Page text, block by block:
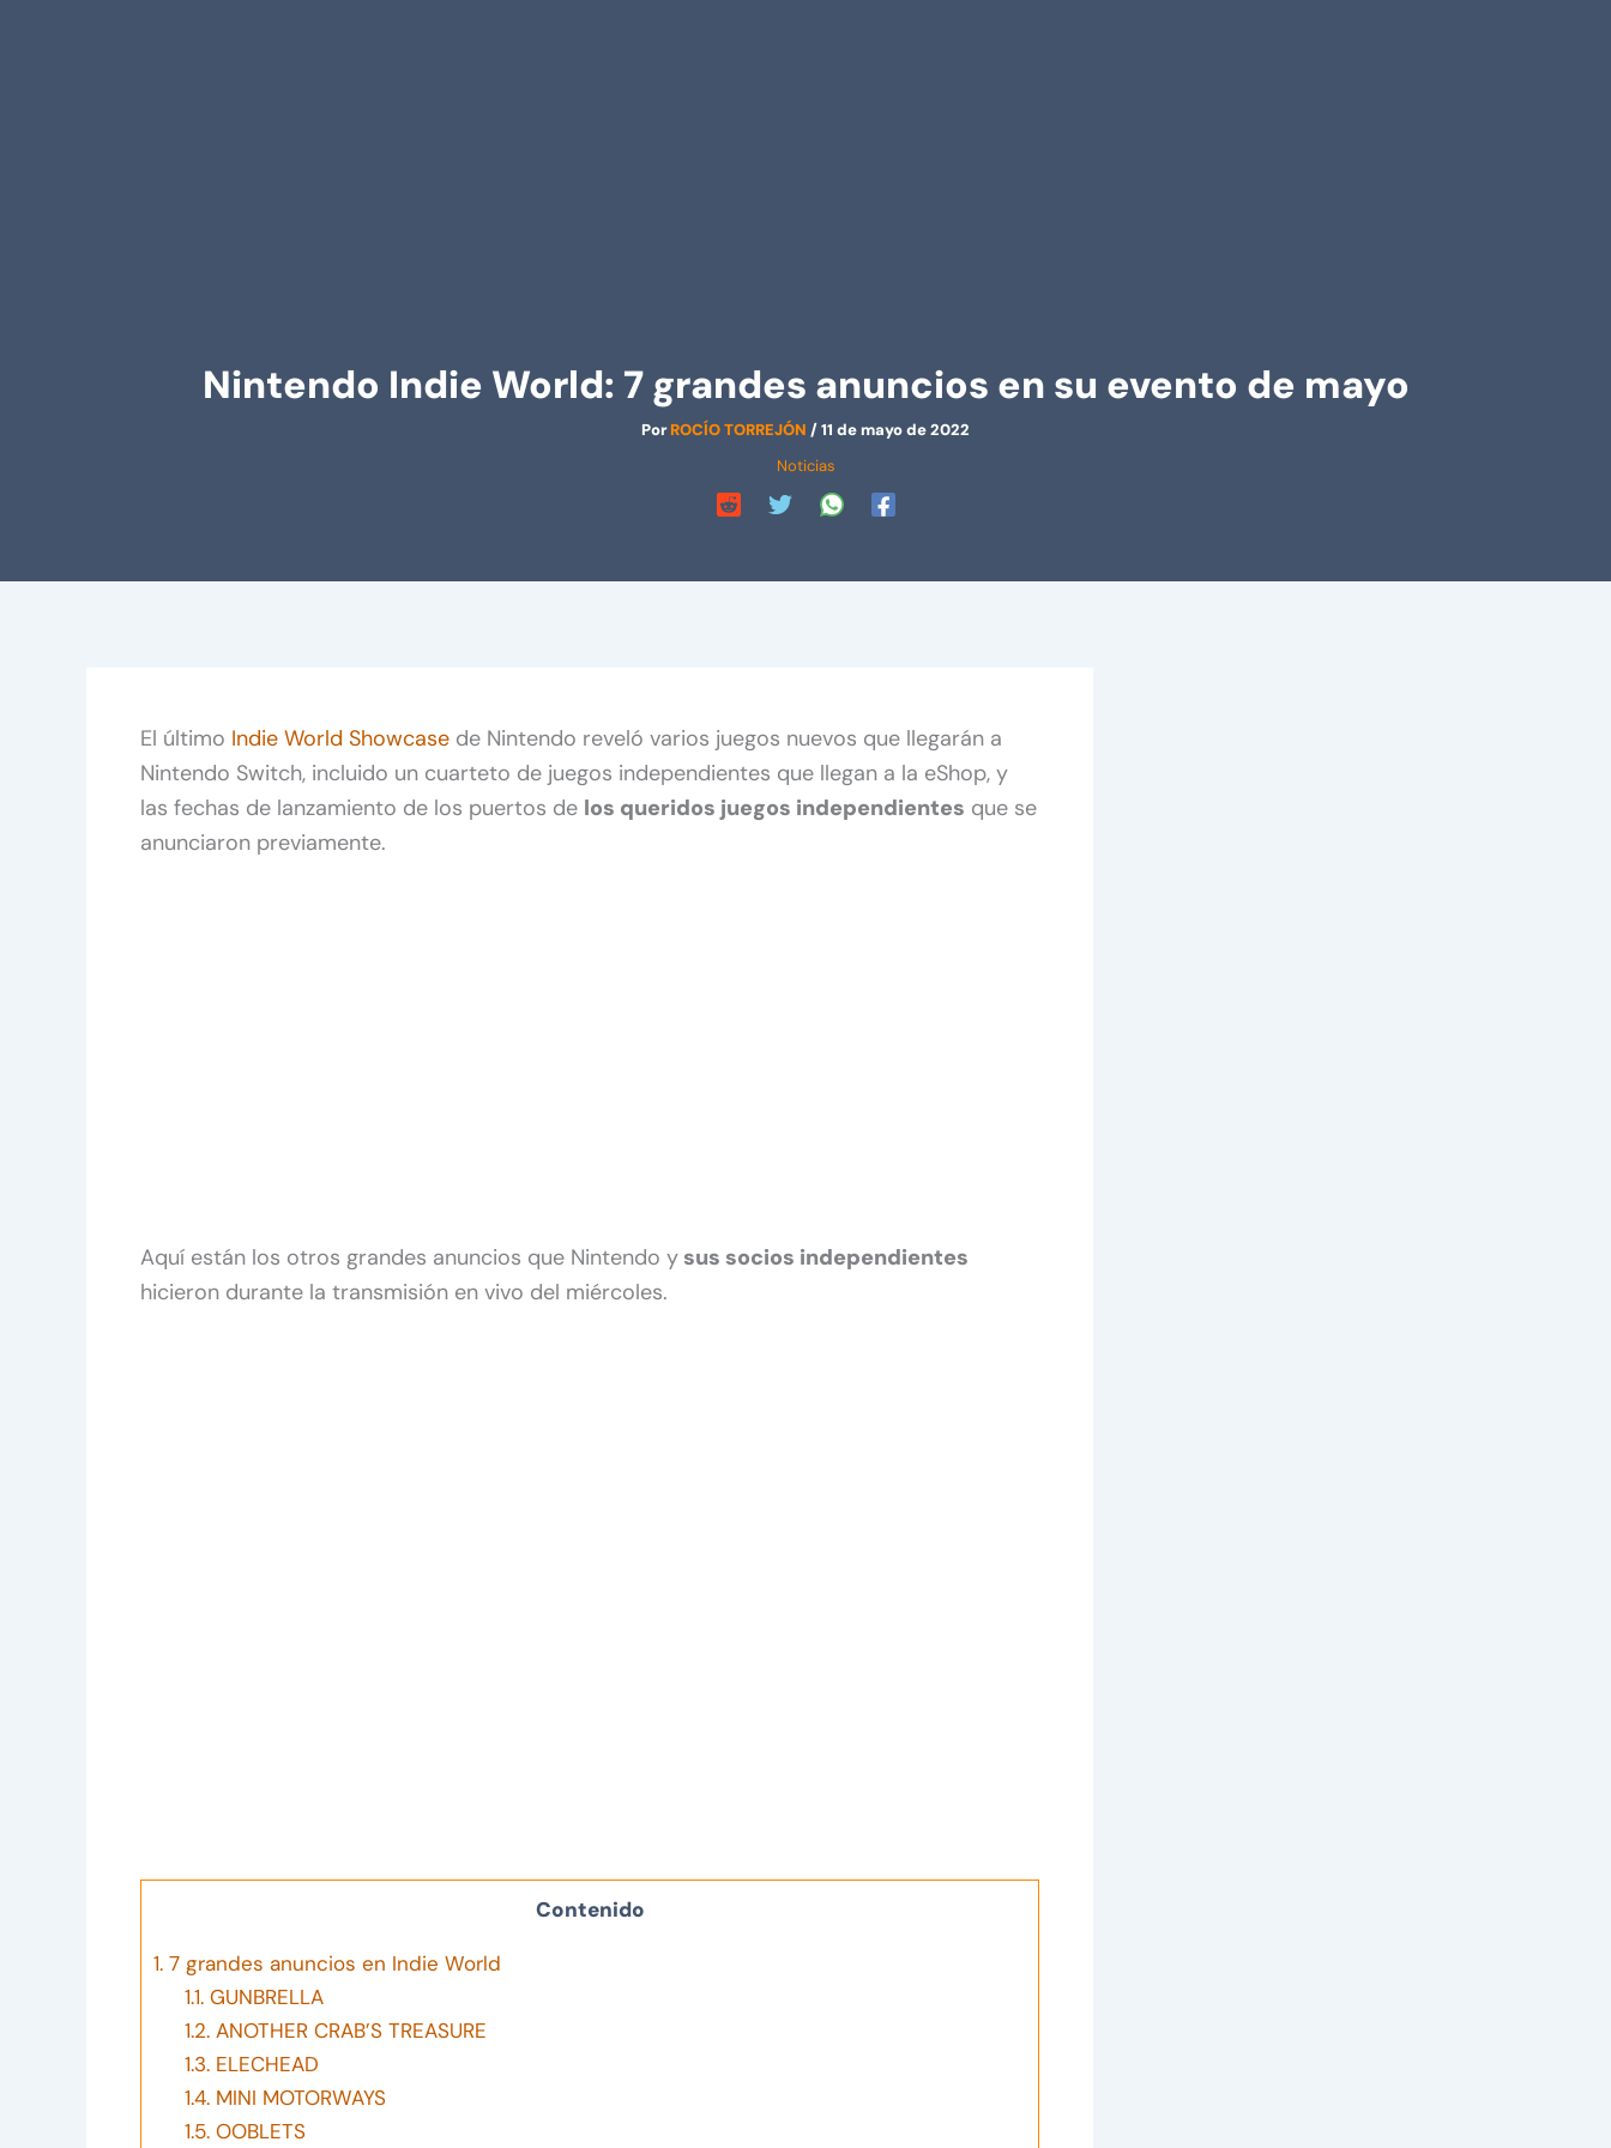
Nintendo Indie World: 7 grandes anuncios en su evento de mayo
PorROCÍO TORREJÓN /11 de mayo de 2022
Noticias
El último Indie World Showcase de Nintendo reveló varios juegos nuevos que llegarán a
Nintendo Switch, incluido un cuarteto de juegos independientes que llegan a la eShop, y
las fechas de lanzamiento de los puertos de los queridos juegos independientes que se
anunciaron previamente.
Aquí están los otros grandes anuncios que Nintendo y sus socios independientes
hicieron durante la transmisión en vivo del miércoles.
Contenido
1. 7 grandes anuncios en Indie World
1.1.GUNBRELLA
1.2.ANOTHER CRAB’S TREASURE
1.3.ELECHEAD
1.4.MINI MOTORWAYS
1.5.OOBLETS